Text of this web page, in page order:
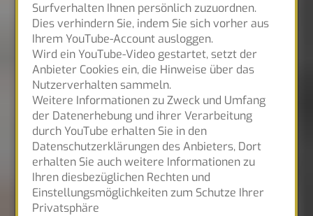
Surfverhalten Ihnen persönlich zuzuordnen.
Dies verhindern Sie, indem Sie sich vorher aus
Ihrem YouTube-Account ausloggen.
Wird ein YouTube-Video gestartet, setzt der
Anbieter Cookies ein, die Hinweise über das
Nutzerverhalten sammeln.
Weitere Informationen zu Zweck und Umfang
der Datenerhebung und ihrer Verarbeitung
durch YouTube erhalten Sie in den
Datenschutzerklärungen des Anbieters, Dort
erhalten Sie auch weitere Informationen zu
Ihren diesbezüglichen Rechten und
Einstellungsmöglichkeiten zum Schutze Ihrer
Privatsphäre